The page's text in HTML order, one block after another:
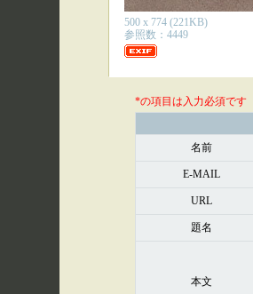
500 x 774 (221KB)
参照数：4449
*の項目は入力必須です
名前
E-MAIL
URL
題名
本文